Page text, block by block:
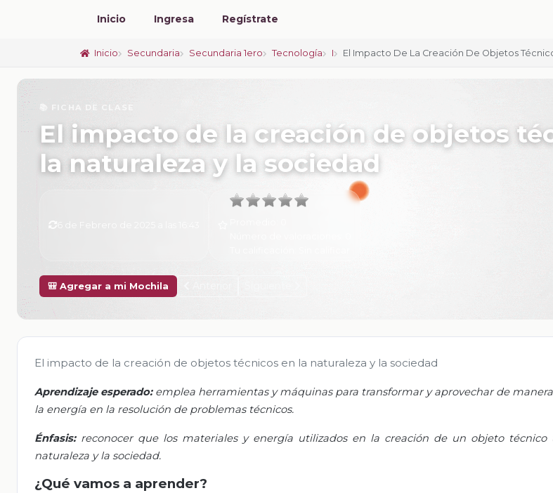
Inicio Ingresa Regístrate
Inicio Secundaria Secundaria 1ero Tecnología I El Impacto De La Creación De Objetos
📚 FICHA DE CLASE
El impacto de la creación de objetos
la naturaleza y la sociedad
🎒 Agregar a mi Mochila
El impacto de la creación de objetos técnicos en la naturaleza y la sociedad
Aprendizaje esperado: emplea herramientas y máquinas para transformar y aprovechar de
la energía en la resolución de problemas técnicos.
Énfasis: reconocer que los materiales y energía utilizados en la creación de un objeto
naturaleza y la sociedad.
¿Qué vamos a aprender?